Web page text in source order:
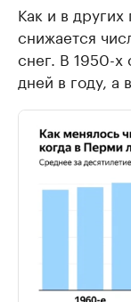
Крупнейшие
продавцы
Ознакомьтесь с
Как и в
снижается
снег. В 1950-х
дней в году, а